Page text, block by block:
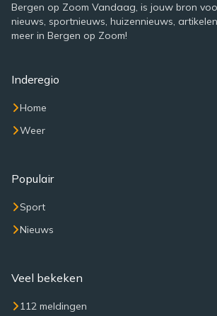
Bergen op Zoom Vandaag, is jouw bron
nieuws, sportnieuws, huizennieuws,
meer in Bergen op Zoom!
Inderegio
Home
Weer
Populair
Sport
Nieuws
Veel bekeken
112 meldingen